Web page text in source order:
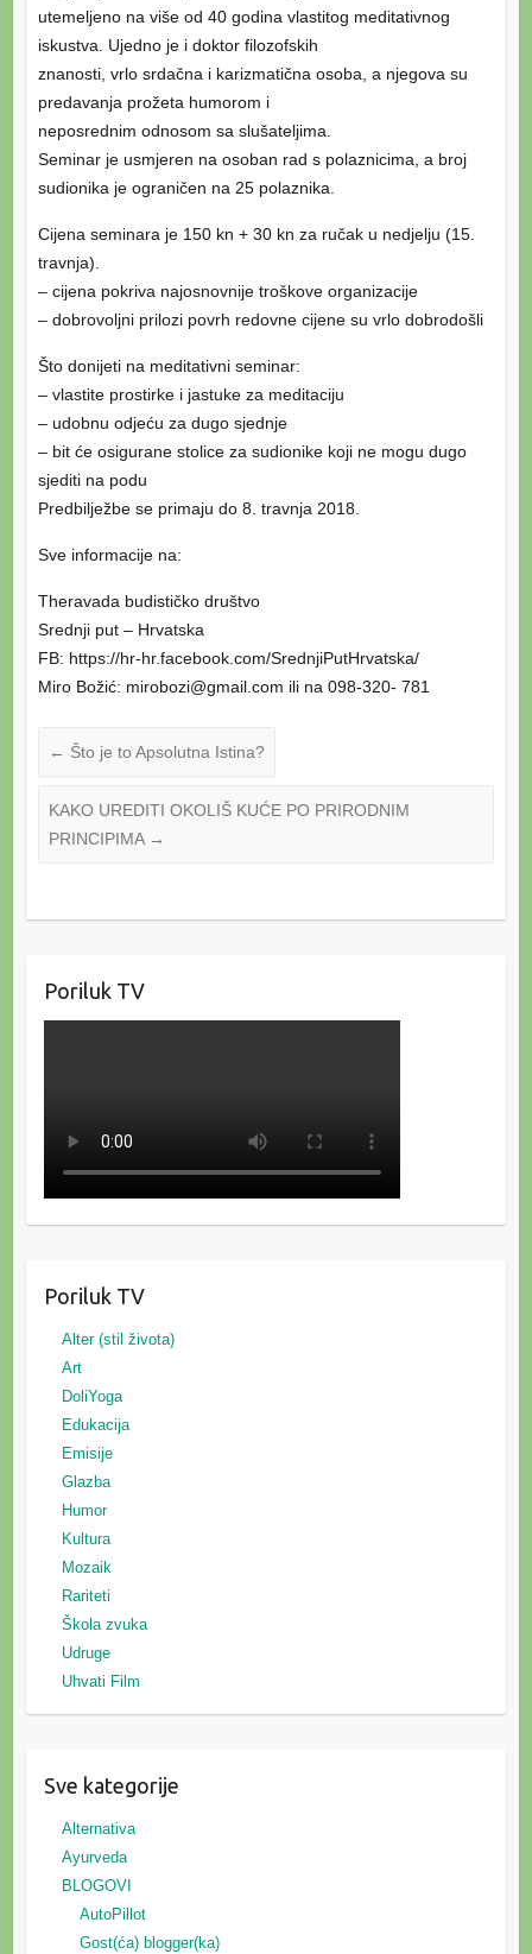
utemeljeno na više od 40 godina vlastitog meditativnog
iskustva. Ujedno je i doktor filozofskih
znanosti, vrlo srdačna i karizmatična osoba, a njegova su
predavanja prožeta humorom i
neposrednim odnosom sa slušateljima.
Seminar je usmjeren na osoban rad s polaznicima, a broj
sudionika je ograničen na 25 polaznika.
Cijena seminara je 150 kn + 30 kn za ručak u nedjelju (15.
travnja).
– cijena pokriva najosnovnije troškove organizacije
– dobrovoljni prilozi povrh redovne cijene su vrlo dobrodošli
Što donijeti na meditativni seminar:
– vlastite prostirke i jastuke za meditaciju
– udobnu odjeću za dugo sjednje
– bit će osigurane stolice za sudionike koji ne mogu dugo
sjediti na podu
Predbilježbe se primaju do 8. travnja 2018.
Sve informacije na:
Theravada budističko društvo
Srednji put – Hrvatska
FB: https://hr-hr.facebook.com/SrednjiPutHrvatska/
Miro Božić: mirobozi@gmail.com ili na 098-320- 781
← Što je to Apsolutna Istina?
KAKO UREDITI OKOLIŠ KUĆE PO PRIRODNIM
PRINCIPIMA →
Poriluk TV
Poriluk TV
Alter (stil života)
Art
DoliYoga
Edukacija
Emisije
Glazba
Humor
Kultura
Mozaik
Rariteti
Škola zvuka
Udruge
Uhvati Film
Sve kategorije
Alternativa
Ayurveda
BLOGOVI
AutoPillot
Gost(ća) blogger(ka)